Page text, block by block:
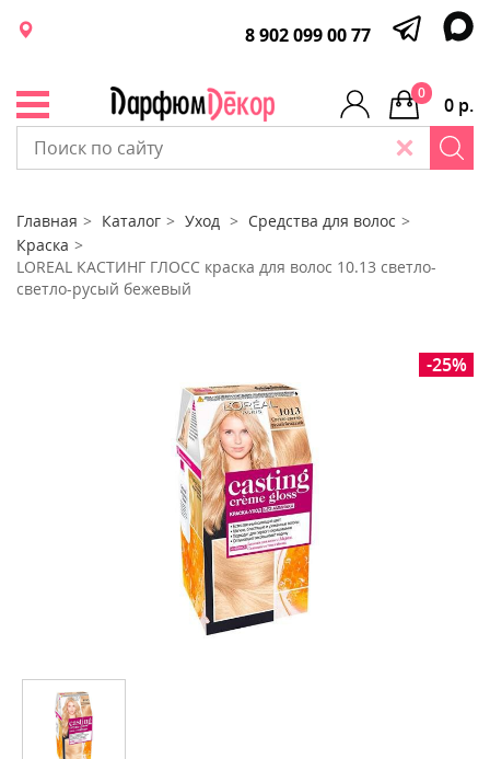
8 902 099 00 77
0 р.
0
Главная Каталог Уход
Средства для волос
Краска
LOREAL КАСТИНГ ГЛОСС краска для волос 10.13 светло-
светло-русый бежевый
-25%